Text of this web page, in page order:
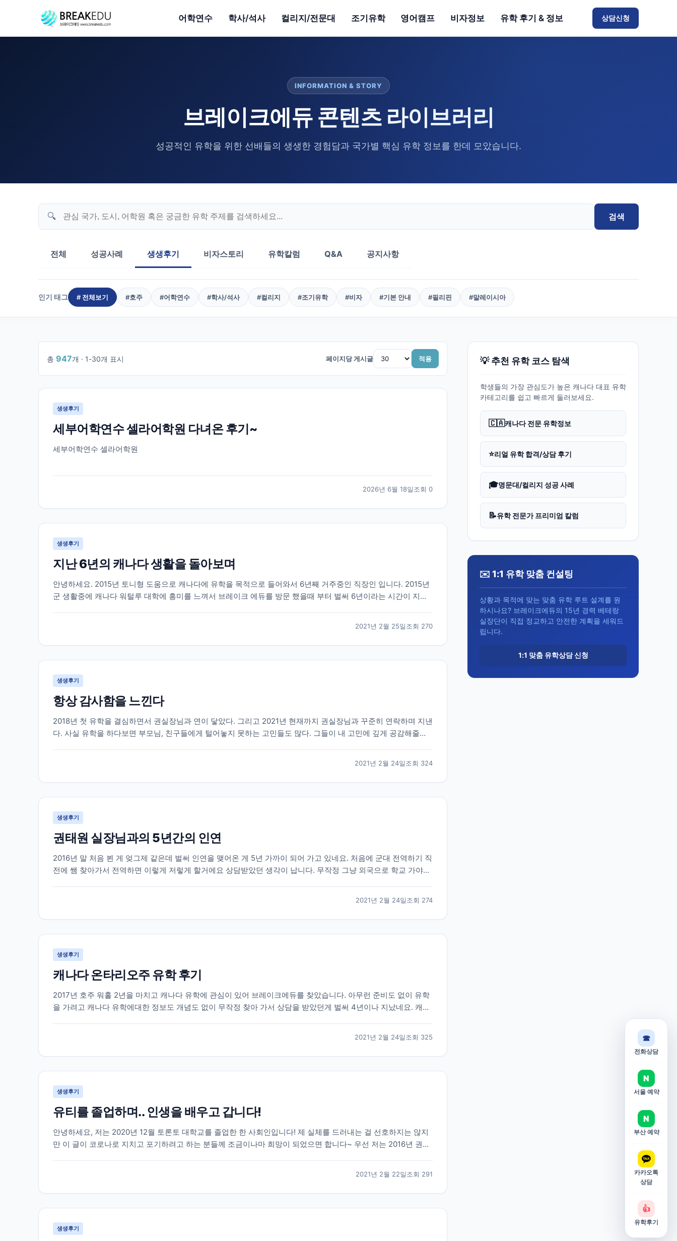
어학연수 학사/석사 컬리지/전문대 조기유학 영어캠프 비자정보 유학 후기 & 정보 상담신청
INFORMATION & STORY
브레이크에듀 콘텐츠 라이브러리
성공적인 유학을 위한 선배들의 생생한 경험담과 국가별 핵심 유학 정보를 한데 모았습니다.
🔍 검색
전체 성공사례 생생후기 비자스토리 유학칼럼 Q&A 공지사항
인기 태그 # 전체보기 #호주 #어학연수 #학사/석사 #컬리지 #조기유학 #비자 #기본 안내 #필리핀 #말레이시아
총 947개 · 1-30개 표시 페이지당 게시글 적용
1/32
생생후기
세부어학연수 셀라어학원 다녀온 후기~
세부어학연수 셀라어학원
2026년 6월 18일조회 0
생생후기
지난 6년의 캐나다 생활을 돌아보며
안녕하세요. 2015년 토니형 도움으로 캐나다에 유학을 목적으로 들어와서 6년째 거주중인 직장인 입니다. 2015년
군 생활중에 캐나다 워털루 대학에 흥미를 느껴서 브레이크 에듀를 방문 했을때 부터 벌써 6년이라는 시간이 지났
2021년 2월 25일조회 270
생생후기
항상 감사함을 느낀다
2018년 첫 유학을 결심하면서 권실장님과 연이 닿았다. 그리고 2021년 현재까지 권실장님과 꾸준히 연락하며 지낸
다. 사실 유학을 하다보면 부모님, 친구들에게 털어놓지 못하는 고민들도 많다. 그들이 내 고민에 깊게 공감해줄만
2021년 2월 24일조회 324
생생후기
권태원 실장님과의 5년간의 인연
2016년 말 처음 뵌 게 엊그제 같은데 벌써 인연을 맺어온 게 5년 가까이 되어 가고 있네요. 처음에 군대 전역하기 직
전에 쌤 찾아가서 전역하면 이렇게 저렇게 할거에요 상담받았던 생각이 납니다. 무작정 그냥 외국으로 학교 가야지
2021년 2월 24일조회 274
생생후기
캐나다 온타리오주 유학 후기
2017년 호주 워홀 2년을 마치고 캐나다 유학에 관심이 있어 브레이크에듀를 찾았습니다. 아무런 준비도 없이 유학
을 가려고 캐나다 유학에대한 정보도 개념도 없이 무작정 찾아 가서 상담을 받았던게 벌써 4년이나 지났네요. 캐나
2021년 2월 24일조회 325
생생후기
유티를 졸업하며.. 인생을 배우고 갑니다!
안녕하세요, 저는 2020년 12월 토론토 대학교를 졸업한 한 사회인입니다! 제 실체를 드러내는 걸 선호하지는 않지
만 이 글이 코로나로 지치고 포기하려고 하는 분들께 조금이나마 희망이 되었으면 합니다~ 우선 저는 2016년 권태
2021년 2월 22일조회 291
생생후기
💡 추천 유학 코스 탐색
학생들의 가장 관심도가 높은 캐나다 대표 유학
카테고리를 쉽고 빠르게 둘러보세요.
🇨🇦캐나다 전문 유학정보
⭐리얼 유학 합격/상담 후기
🎓명문대/컬리지 성공 사례
📝유학 전문가 프리미엄 칼럼
✉️ 1:1 유학 맞춤 컨설팅
상황과 목적에 맞는 맞춤 유학 루트 설계를 원
하시나요? 브레이크에듀의 15년 경력 베테랑
실장단이 직접 정교하고 안전한 계획을 세워드
립니다.
1:1 맞춤 유학상담 신청
☎
전화상담
N
서울 예약
N
부산 예약
카카오톡
상담
👍
유학후기